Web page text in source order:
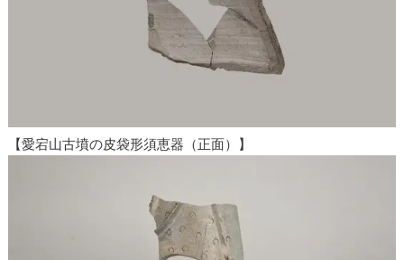
【愛宕山古墳の皮袋形須恵器（正面）】